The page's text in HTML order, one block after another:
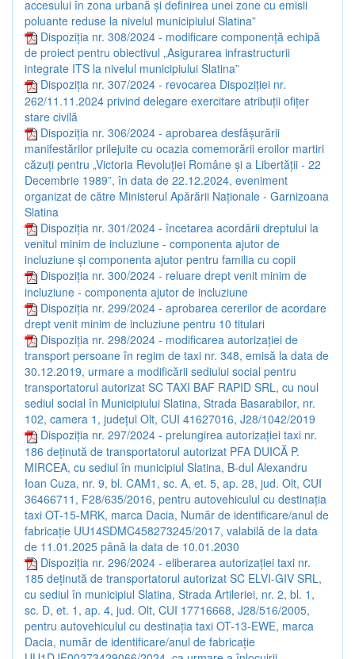
accesului în zona urbană și definirea unei zone cu emisii
poluante reduse la nivelul municipiului Slatina”
Dispoziția nr. 308/2024 - modificare componență echipă
de proiect pentru obiectivul „Asigurarea infrastructurii
integrate ITS la nivelul municipiului Slatina”
Dispoziția nr. 307/2024 - revocarea Dispoziției nr.
262/11.11.2024 privind delegare exercitare atribuții ofițer
stare civilă
Dispoziția nr. 306/2024 - aprobarea desfășurării
manifestărilor prilejuite cu ocazia comemorării eroilor martiri
căzuți pentru „Victoria Revoluției Române și a Libertății - 22
Decembrie 1989”, în data de 22.12.2024, eveniment
organizat de către Ministerul Apărării Naționale - Garnizoana
Slatina
Dispoziția nr. 301/2024 - încetarea acordării dreptului la
venitul minim de incluziune - componenta ajutor de
incluziune și componenta ajutor pentru familia cu copii
Dispoziția nr. 300/2024 - reluare drept venit minim de
incluziune - componenta ajutor de incluziune
Dispoziția nr. 299/2024 - aprobarea cererilor de acordare
drept venit minim de incluziune pentru 10 titulari
Dispoziția nr. 298/2024 - modificarea autorizației de
transport persoane în regim de taxi nr. 348, emisă la data de
30.12.2019, urmare a modificării sediului social pentru
transportatorul autorizat SC TAXI BAF RAPID SRL, cu noul
sediul social în Municipiului Slatina, Strada Basarabilor, nr.
102, camera 1, județul Olt, CUI 41627016, J28/1042/2019
Dispoziția nr. 297/2024 - prelungirea autorizației taxi nr.
186 deținută de transportatorul autorizat PFA DUICĂ P.
MIRCEA, cu sediul în municipiul Slatina, B-dul Alexandru
Ioan Cuza, nr. 9, bl. CAM1, sc. A, et. 5, ap. 28, jud. Olt, CUI
36466711, F28/635/2016, pentru autovehiculul cu destinația
taxi OT-15-MRK, marca Dacia, Număr de identificare/anul de
fabricație UU14SDMC458273245/2017, valabilă de la data
de 11.01.2025 până la data de 10.01.2030
Dispoziția nr. 296/2024 - eliberarea autorizației taxi nr.
185 deținută de transportatorul autorizat SC ELVI-GIV SRL,
cu sediul în municipiul Slatina, Strada Artileriei, nr. 2, bl. 1,
sc. D, et. 1, ap. 4, jud. Olt, CUI 17716668, J28/516/2005,
pentru autovehiculul cu destinația taxi OT-13-EWE, marca
Dacia, număr de identificare/anul de fabricație